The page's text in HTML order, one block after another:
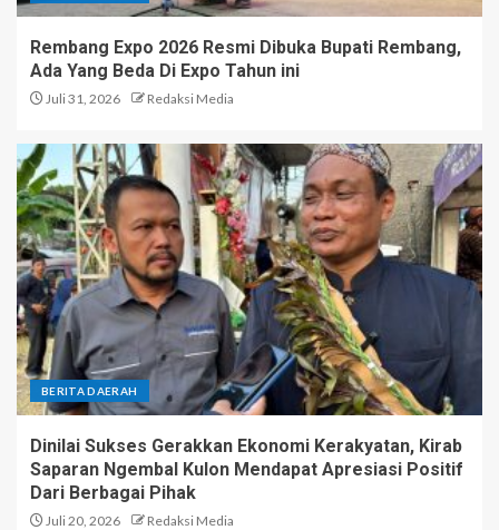
Rembang Expo 2026 Resmi Dibuka Bupati Rembang,
Ada Yang Beda Di Expo Tahun ini
Juli 31, 2026 Redaksi Media
BERITA DAERAH
Dinilai Sukses Gerakkan Ekonomi Kerakyatan, Kirab
Saparan Ngembal Kulon Mendapat Apresiasi Positif
Dari Berbagai Pihak
Juli 20, 2026 Redaksi Media